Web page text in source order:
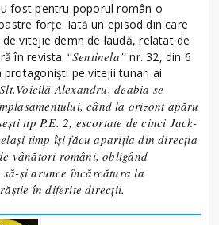
fost pentru poporul român o
forțe. Iată un episod din care
vitejie demn de laudă, relatat de
în revista “Sentinela” nr. 32, din 6
protagoniști pe vitejii tunari ai
Alexandru, deabia se
când la orizont apăru
tip P.E. 2, escortate de cinci Jack-
timp își făcu apariția din direcția
vânători români, obligând
și arunce încărcătura la
în diferite direcții.